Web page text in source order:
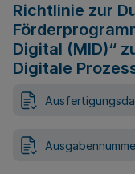
Richtlinie zur
Digital (MID)“
Digitale